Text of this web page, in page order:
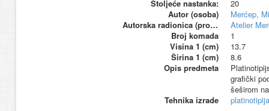
Stoljeće nastanka:
20
Autor (osoba)
Merćep,
Autorska radionica (proizvođač)
Atelier
Broj komada
1
Visina 1 (cm)
13.7
Širina 1 (cm)
8.6
Opis predmeta
grafički
šeširom
Tehnika izrade
platinotipija